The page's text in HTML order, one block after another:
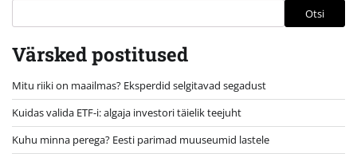
Otsi
Värsked postitused
Mitu riiki on maailmas? Eksperdid selgitavad segadust
Kuidas valida ETF-i: algaja investori täielik teejuht
Kuhu minna perega? Eesti parimad muuseumid lastele